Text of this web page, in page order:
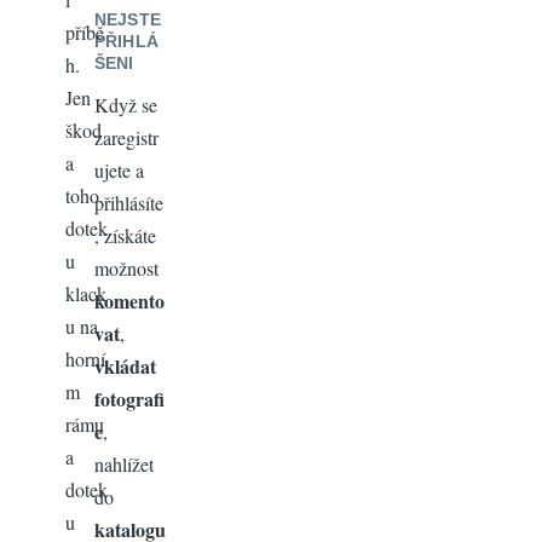
příbě
h.
Jen
škod
a
toho
dotek
u
klack
u na
horní
m
rámu
a
dotek
u
NEJSTE
PŘIHLÁ
ŠENI
Když se
zaregistr
ujete a
přihlásíte
, získáte
možnost
komento
vat,
vkládat
fotografi
e,
nahlížet
do
katalogu